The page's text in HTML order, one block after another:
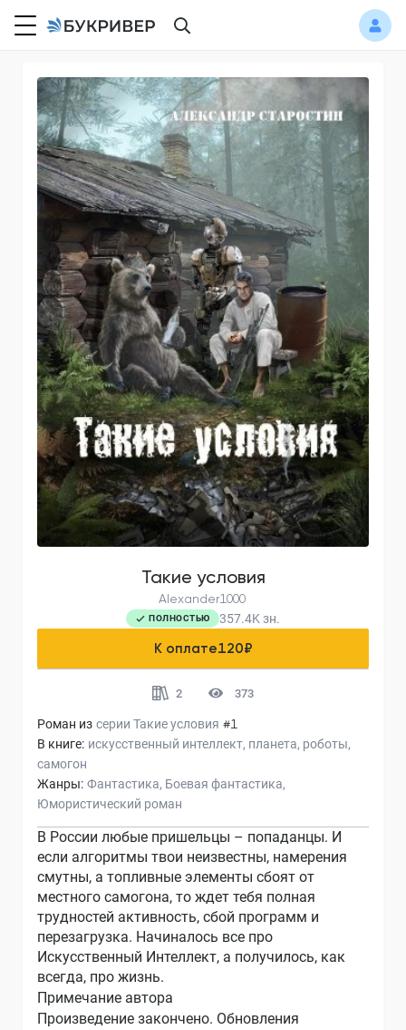
Такие условия
Alexander1000
ПОЛНОСТЬЮ 357.4K зн.
К оплате120₽
2 373
Роман из серии Такие условия #1
В книге: искусственный интеллект планета роботы
самогон
Жанры: Фантастика Боевая фантастика
Юмористический роман
В России любые пришельцы – попаданцы. И
если алгоритмы твои неизвестны, намерения
смутны, а топливные элементы сбоят от
местного самогона, то ждет тебя полная
трудностей активность, сбой программ и
перезагрузка. Начиналось все про
Искусственный Интеллект, а получилось, как
всегда, про жизнь.
Примечание автора
Произведение закончено. Обновления